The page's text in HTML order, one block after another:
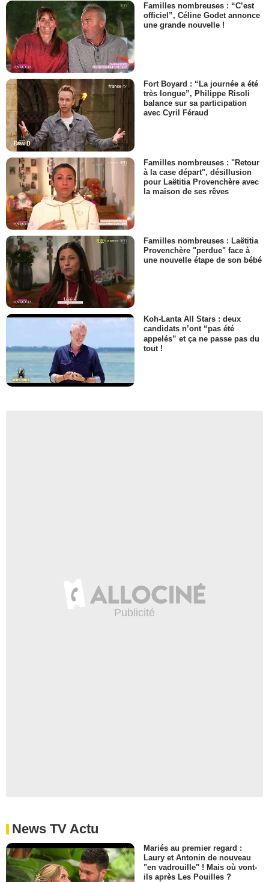
Familles nombreuses : “C’est
officiel”, Céline Godet annonce
une grande nouvelle !
Fort Boyard : “La journée a été
très longue”, Philippe Risoli
balance sur sa participation
avec Cyril Féraud
Familles nombreuses : "Retour
à la case départ", désillusion
pour Laëtitia Provenchère avec
la maison de ses rêves
Familles nombreuses : Laëtitia
Provenchère "perdue" face à
une nouvelle étape de son bébé
Koh-Lanta All Stars : deux
candidats n’ont “pas été
appelés” et ça ne passe pas du
tout !
News TV Actu
Mariés au premier regard :
Laury et Antonin de nouveau
"en vadrouille" ! Mais où vont-
ils après Les Pouilles ?